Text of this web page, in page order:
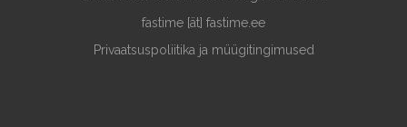
fastime [ät] fastime.ee
Privaatsuspoliitika ja müügitingimused